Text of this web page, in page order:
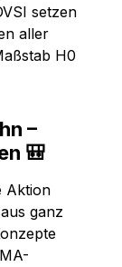
setzen
aller
H0
–
🎒
Aktion
ganz